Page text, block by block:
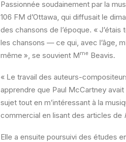
Passionnée soudainement par la
106 FM d’Ottawa, qui diffusait le
des chansons de l’époque. «
les chansons — ce qui, avec l’âge,
même », se souvient Mme Beavis.
« Le travail des auteurs-
apprendre que Paul McCartney
sujet tout en m’intéressant à la
commercial en lisant des articles de
Elle a ensuite poursuivi des études